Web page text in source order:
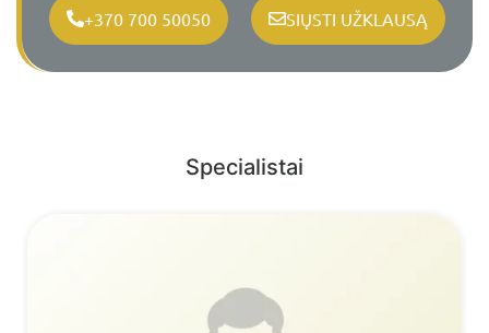
+370 700 50050 SIŲSTI UŽKLAUSĄ
Specialistai